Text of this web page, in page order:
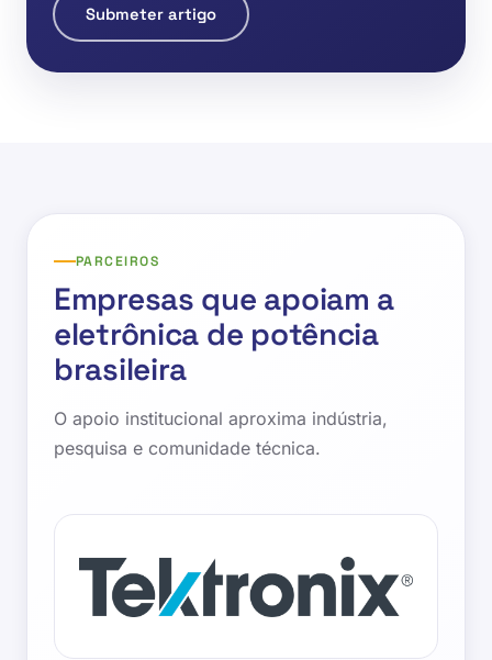
Submeter artigo
PARCEIROS
Empresas que apoiam a
eletrônica de potência
brasileira
O apoio institucional aproxima indústria,
pesquisa e comunidade técnica.